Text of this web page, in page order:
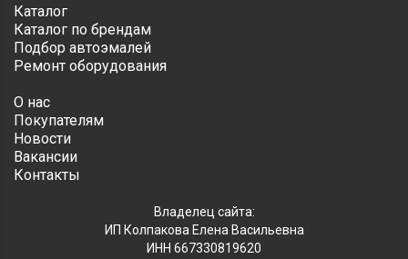
Каталог
Каталог по брендам
Подбор автоэмалей
Ремонт оборудования
О нас
Покупателям
Новости
Вакансии
Контакты
Владелец сайта:
ИП Колпакова Елена Васильевна
ИНН 667330819620